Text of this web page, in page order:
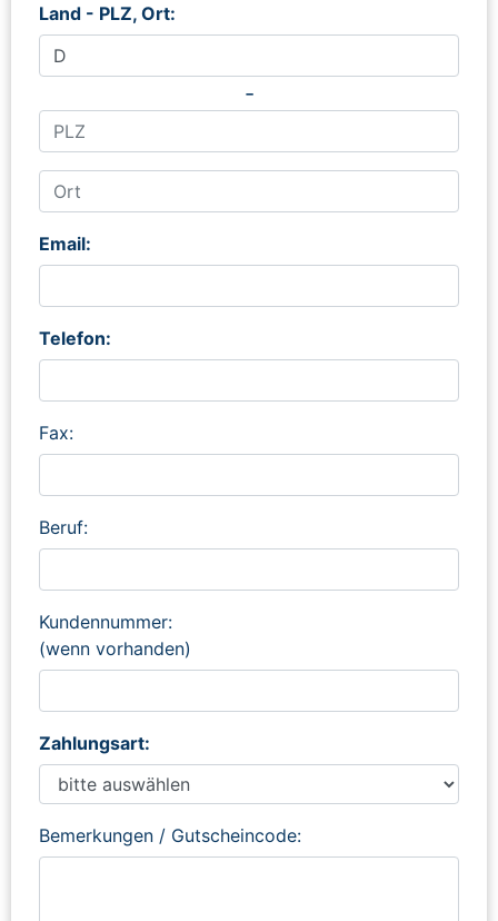
Land - PLZ, Ort:
-
Email:
Telefon:
Fax:
Beruf:
Kundennummer:
(wenn vorhanden)
Zahlungsart:
Bemerkungen / Gutscheincode: